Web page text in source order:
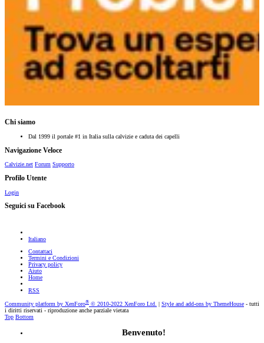
Chi siamo
Dal 1999 il portale #1 in Italia sulla calvizie e caduta dei capelli
Navigazione Veloce
Calvizie.net Forum Supporto
Profilo Utente
Login
Seguici su Facebook
Italiano
Contattaci
Termini e Condizioni
Privacy policy
Aiuto
Home
RSS
Community platform by XenForo® © 2010-2022 XenForo Ltd. Style and add-ons by ThemeHouse - tutti
i diritti riservati - riproduzione anche parziale vietata
Top Bottom
Benvenuto!